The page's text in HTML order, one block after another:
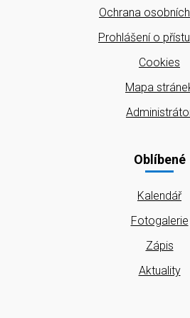
Ochrana
Prohlášení o
Cookies
Mapa
Oblíbené
Kalendář
Fotogalerie
Zápis
Aktuality